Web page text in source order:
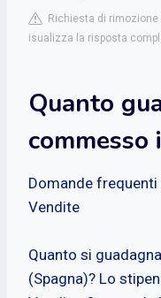
Richiesta di
isualizza la risposta
Quanto
commesso
Domande
Vendite
Quanto si
(Spagna)? Lo